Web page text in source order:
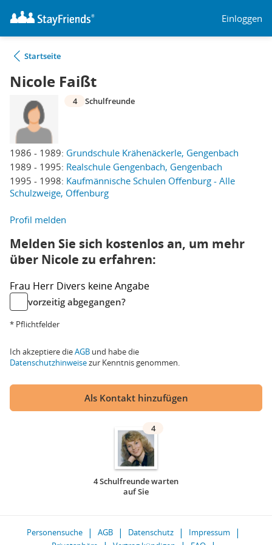
Einloggen
Startseite
Nicole Faißt
1986 - 1989: Grundschule Krähenäckerle, Gengenbach
1989 - 1995: Realschule Gengenbach, Gengenbach
1995 - 1998: Kaufmännische Schulen Offenburg - Alle
Schulzweige, Offenburg
4 Schulfreunde
Profil melden
Melden Sie sich kostenlos an, um mehr
über Nicole zu erfahren:
Frau Herr Divers keine Angabe
vorzeitig abgegangen?
* Pflichtfelder
Ich akzeptiere dieAGB und habe die
Datenschutzhinweisezur Kenntnis genommen.
Als Kontakt hinzufügen
4
4 Schulfreunde warten
auf Sie
Personensuche AGB Datenschutz
Impressum